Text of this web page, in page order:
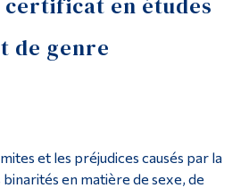
de genre
et les préjudices causés par la
en matière de sexe, de
Liens
Formation continue